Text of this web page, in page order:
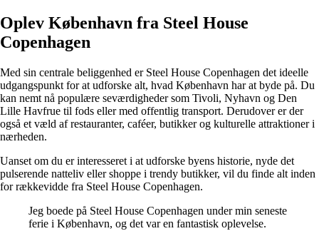
Oplev København fra Steel House
Copenhagen
Med sin centrale beliggenhed er Steel House Copenhagen det ideelle
udgangspunkt for at udforske alt, hvad København har at byde på. Du
kan nemt nå populære seværdigheder som Tivoli, Nyhavn og Den
Lille Havfrue til fods eller med offentlig transport. Derudover er der
også et væld af restauranter, caféer, butikker og kulturelle attraktioner i
nærheden.
Uanset om du er interesseret i at udforske byens historie, nyde det
pulserende natteliv eller shoppe i trendy butikker, vil du finde alt inden
for rækkevidde fra Steel House Copenhagen.
Jeg boede på Steel House Copenhagen under min seneste
ferie i København, og det var en fantastisk oplevelse.